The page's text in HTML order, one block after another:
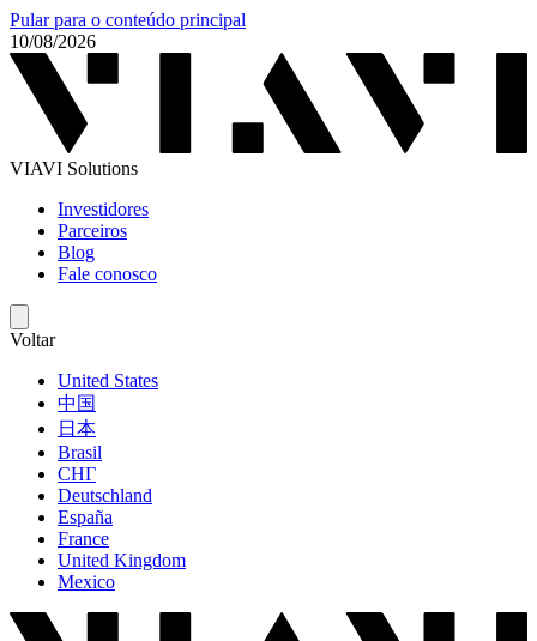
Pular para o conteúdo principal
10/08/2026
VIAVI Solutions
Investidores
Parceiros
Blog
Fale conosco
Voltar
United States
中国
日本
Brasil
СНГ
Deutschland
España
France
United Kingdom
Mexico